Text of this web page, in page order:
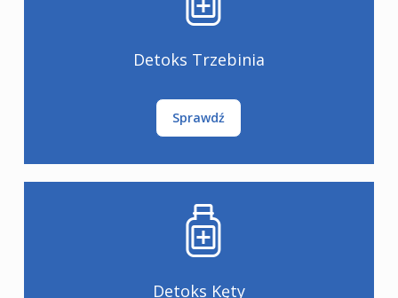
Detoks Trzebinia
Sprawdź
Detoks Kęty